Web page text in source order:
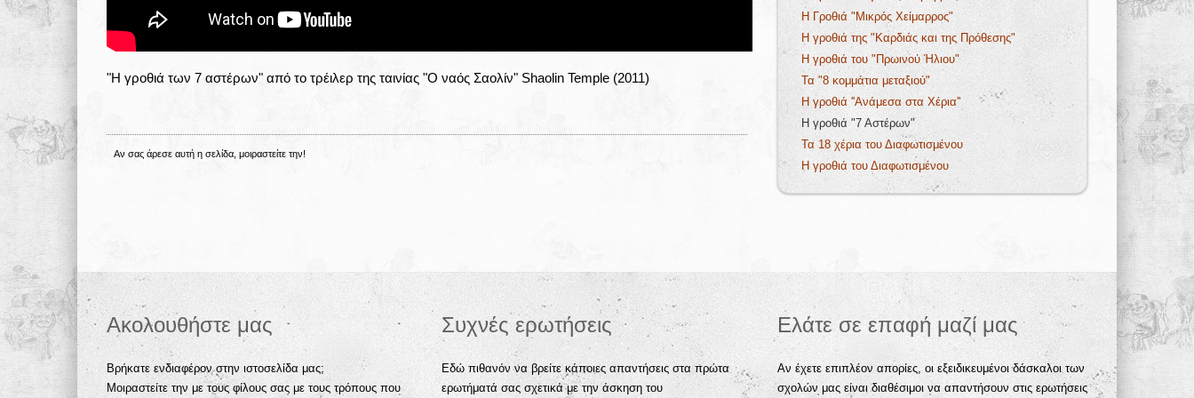
"Η γροθιά των 7 αστέρων" από το τρέιλερ της ταινίας "Ο ναός Σαολίν" Shaolin Temple (2011)
Αν σας άρεσε αυτή η σελίδα, μοιραστείτε την!
Η Γροθιά "Μικρός Χείμαρρος"
Η γροθιά της "Καρδιάς και της Πρόθεσης"
Η γροθιά του "Πρωινού Ήλιου"
Τα "8 κομμάτια μεταξιού"
Η γροθιά ''Ανάμεσα στα Χέρια''
Η γροθιά "7 Αστέρων"
Τα 18 χέρια του Διαφωτισμένου
Η γροθιά του Διαφωτισμένου
Ακολουθήστε μας
Βρήκατε ενδιαφέρον στην ιστοσελίδα μας;
Μοιραστείτε την με τους φίλους σας με τους τρόπους που
Συχνές ερωτήσεις
Εδώ πιθανόν να βρείτε κάποιες απαντήσεις στα πρώτα
ερωτήματά σας σχετικά με την άσκηση του
Ελάτε σε επαφή μαζί μας
Αν έχετε επιπλέον απορίες, οι εξειδικευμένοι δάσκαλοι των
σχολών μας είναι διαθέσιμοι να απαντήσουν στις ερωτήσεις